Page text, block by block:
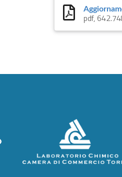
pdf,